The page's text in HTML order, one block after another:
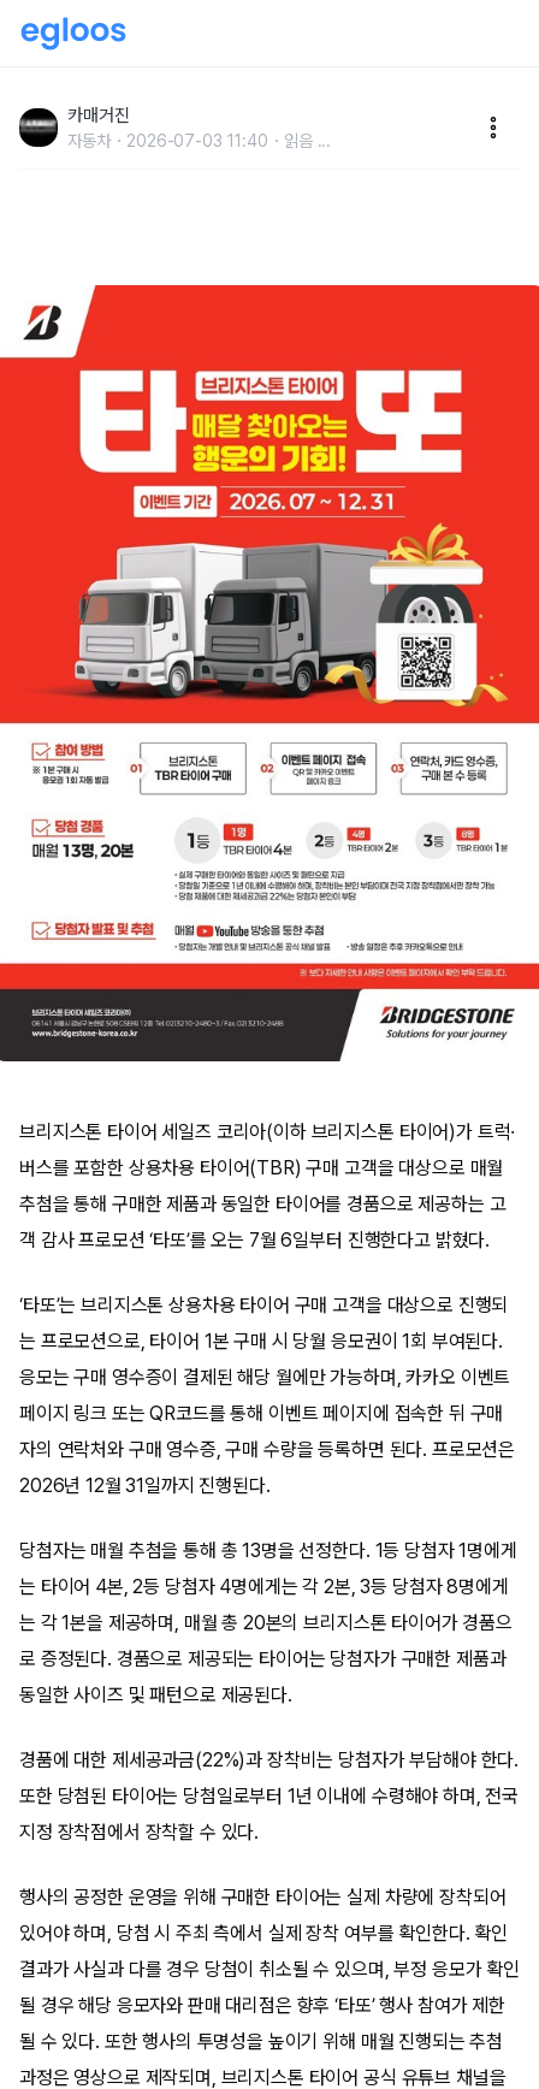
‘타또 프로모션’ 실시
카매거진
자동차 2026-07-03 11:40 읽음 ...
브리지스톤 타이어 세일즈 코리아(이하 브리지스톤 타이어)가 트럭·
버스를 포함한 상용차용 타이어(TBR) 구매 고객을 대상으로 매월
추첨을 통해 구매한 제품과 동일한 타이어를 경품으로 제공하는 고
객 감사 프로모션 ‘타또’를 오는 7월 6일부터 진행한다고 밝혔다.
‘타또’는 브리지스톤 상용차용 타이어 구매 고객을 대상으로 진행되
는 프로모션으로, 타이어 1본 구매 시 당월 응모권이 1회 부여된다.
응모는 구매 영수증이 결제된 해당 월에만 가능하며, 카카오 이벤트
페이지 링크 또는 QR코드를 통해 이벤트 페이지에 접속한 뒤 구매
자의 연락처와 구매 영수증, 구매 수량을 등록하면 된다. 프로모션은
2026년 12월 31일까지 진행된다.
당첨자는 매월 추첨을 통해 총 13명을 선정한다. 1등 당첨자 1명에게
는 타이어 4본, 2등 당첨자 4명에게는 각 2본, 3등 당첨자 8명에게
는 각 1본을 제공하며, 매월 총 20본의 브리지스톤 타이어가 경품으
로 증정된다. 경품으로 제공되는 타이어는 당첨자가 구매한 제품과
동일한 사이즈 및 패턴으로 제공된다.
경품에 대한 제세공과금(22%)과 장착비는 당첨자가 부담해야 한다.
또한 당첨된 타이어는 당첨일로부터 1년 이내에 수령해야 하며, 전국
지정 장착점에서 장착할 수 있다.
행사의 공정한 운영을 위해 구매한 타이어는 실제 차량에 장착되어
있어야 하며, 당첨 시 주최 측에서 실제 장착 여부를 확인한다. 확인
결과가 사실과 다를 경우 당첨이 취소될 수 있으며, 부정 응모가 확인
될 경우 해당 응모자와 판매 대리점은 향후 ‘타또’ 행사 참여가 제한
될 수 있다. 또한 행사의 투명성을 높이기 위해 매월 진행되는 추첨
과정은 영상으로 제작되며, 브리지스톤 타이어 공식 유튜브 채널을